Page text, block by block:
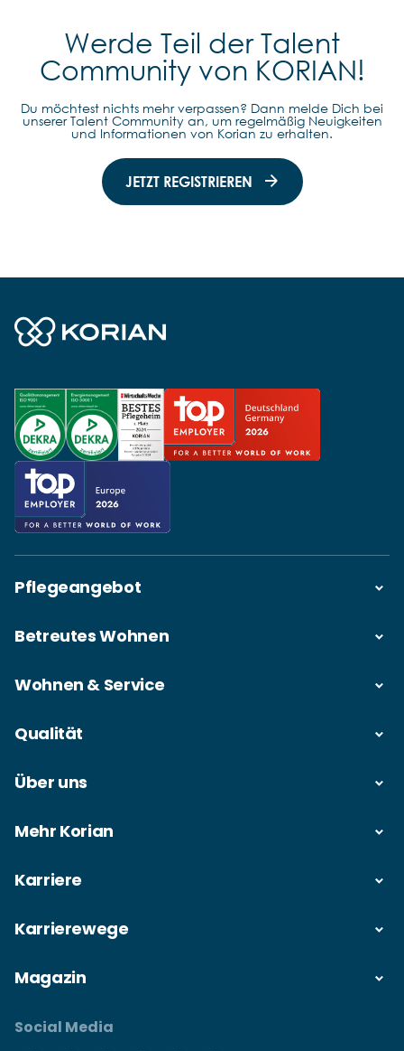
Werde Teil der Talent
Community von KORIAN!
Du möchtest nichts mehr verpassen? Dann melde Dich bei
unserer Talent Community an, um regelmäßig Neuigkeiten
und Informationen von Korian zu erhalten.
JETZT REGISTRIEREN
Pflegeangebot
Betreutes Wohnen
Wohnen & Service
Qualität
Über uns
Mehr Korian
Karriere
Karrierewege
Magazin
Social Media